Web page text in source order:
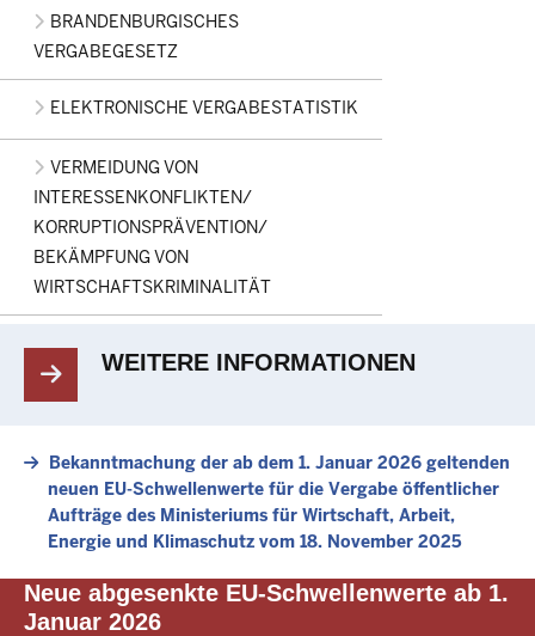
BRANDENBURGISCHES
VERGABEGESETZ
ELEKTRONISCHE VERGABESTATISTIK
VERMEIDUNG VON
INTERESSENKONFLIKTEN/
KORRUPTIONSPRÄVENTION/
BEKÄMPFUNG VON
WIRTSCHAFTSKRIMINALITÄT
WEITERE INFORMATIONEN
Bekanntmachung der ab dem 1. Januar 2026 geltenden
neuen EU-Schwellenwerte für die Vergabe öffentlicher
Aufträge des Ministeriums für Wirtschaft, Arbeit,
Energie und Klimaschutz vom 18. November 2025
Neue abgesenkte EU-Schwellenwerte ab 1.
Januar 2026